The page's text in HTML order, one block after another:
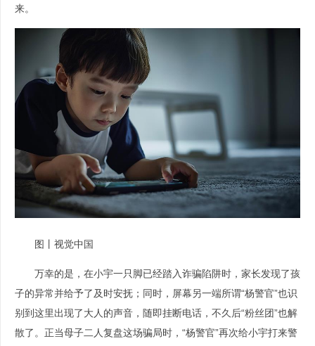
来。
图丨视觉中国
万幸的是，在小宇一只脚已经踏入诈骗陷阱时，家长发现了孩
子的异常并给予了及时安抚；同时，屏幕另一端所谓“杨警官”也识
别到这里出现了大人的声音，随即挂断电话，不久后“粉丝团”也解
散了。正当母子二人复盘这场骗局时，“杨警官”再次给小宇打来警